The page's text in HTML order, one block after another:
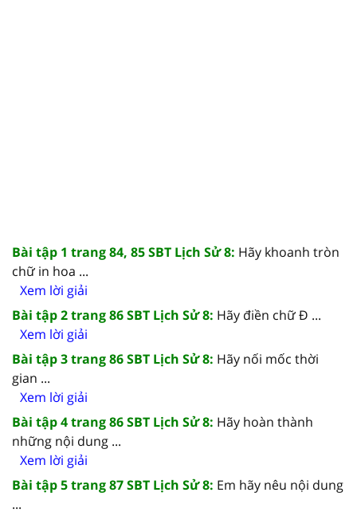
Bài tập 1 trang 84, 85 SBT Lịch Sử 8: Hãy khoanh tròn
chữ in hoa ...
Xem lời giải
Bài tập 2 trang 86 SBT Lịch Sử 8: Hãy điền chữ Đ ...
Xem lời giải
Bài tập 3 trang 86 SBT Lịch Sử 8: Hãy nối mốc thời
gian ...
Xem lời giải
Bài tập 4 trang 86 SBT Lịch Sử 8: Hãy hoàn thành
những nội dung ...
Xem lời giải
Bài tập 5 trang 87 SBT Lịch Sử 8: Em hãy nêu nội dung
...